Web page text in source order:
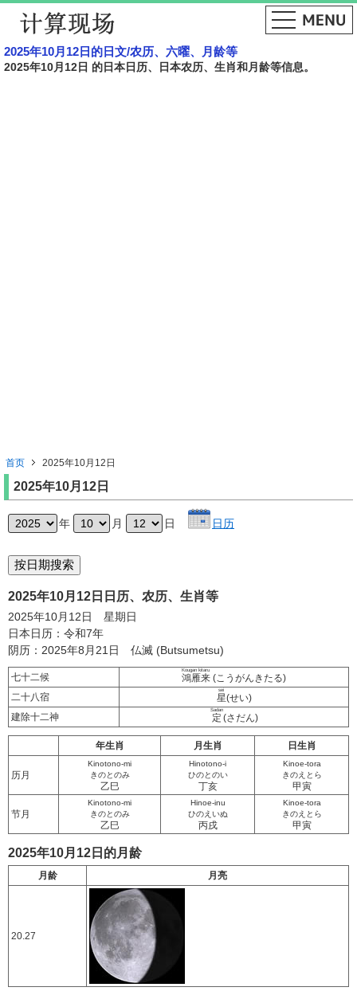
2025年10月12日的日文​​/农历、六曜、月龄等
2025年10月12日 的日本日历、日本农历、生肖和月龄等信息。
首页 2025年10月12日
2025年10月12日
年 月 日 日历
2025年10月12日日历、农历、生肖等
2025年10月12日 星期日
日本日历：令和7年
阴历：2025年8月21日 仏滅 (Butsumetsu)
七十二候 鴻雁来
Kougan kitaru
(こうがんきたる)
二十八宿
星
sei
(せい)
建除十二神
定
Sadan
(さだん)
年生肖 月生肖 日生肖
历月
Kinotono-mi
きのとのみ
乙巳
Hinotono-i
ひのとのい
丁亥
Kinoe-tora
きのえとら
甲寅
节月
Kinotono-mi
きのとのみ
乙巳
Hinoe-inu
ひのえいぬ
丙戌
Kinoe-tora
きのえとら
甲寅
2025年10月12日的月龄
月龄 月亮
20.27